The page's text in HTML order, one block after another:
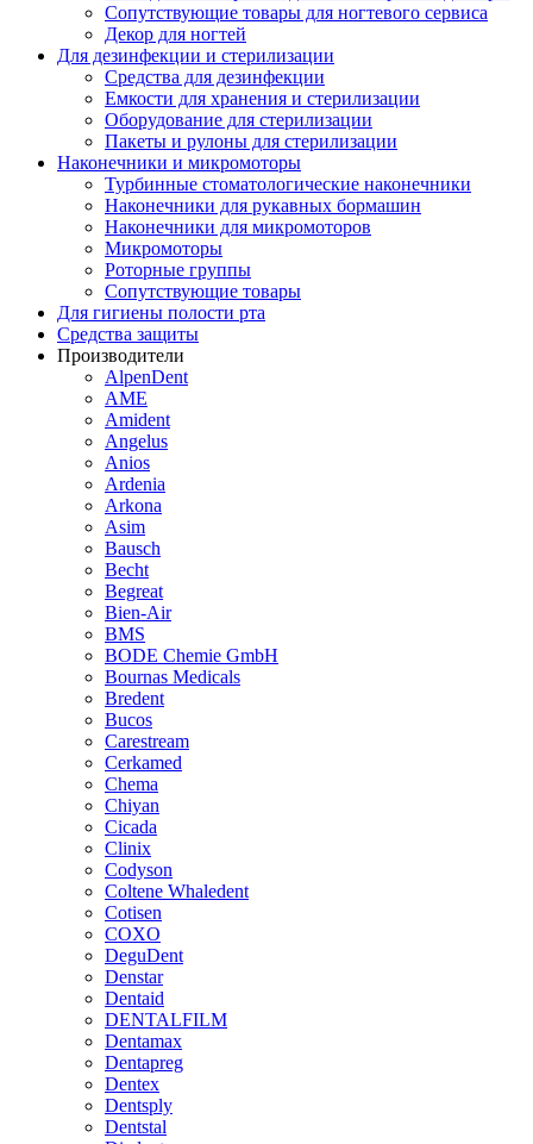
Сопутствующие товары для ногтевого сервиса
Декор для ногтей
Для дезинфекции и стерилизации
Средства для дезинфекции
Емкости для хранения и стерилизации
Оборудование для стерилизации
Пакеты и рулоны для стерилизации
Наконечники и микромоторы
Турбинные стоматологические наконечники
Наконечники для рукавных бормашин
Наконечники для микромоторов
Микромоторы
Роторные группы
Сопутствующие товары
Для гигиены полости рта
Средства защиты
Производители
AlpenDent
AME
Amident
Angelus
Anios
Ardenia
Arkona
Asim
Bausch
Becht
Begreat
Bien-Air
BMS
BODE Chemie GmbH
Bournas Medicals
Bredent
Bucos
Carestream
Cerkamed
Chema
Chiyan
Cicada
Clinix
Codyson
Coltene Whaledent
Cotisen
COXO
DeguDent
Denstar
Dentaid
DENTALFILM
Dentamax
Dentapreg
Dentex
Dentsply
Dentstal